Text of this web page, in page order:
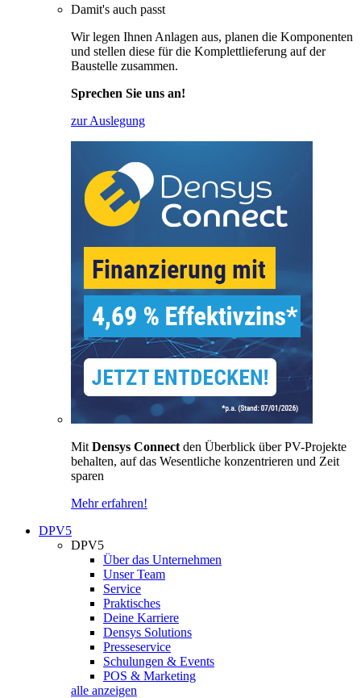
Damit's auch passt
Wir legen Ihnen Anlagen aus, planen die Komponenten
und stellen diese für die Komplettlieferung auf der
Baustelle zusammen.
Sprechen Sie uns an!
zur Auslegung
Mit Densys Connect den Überblick über PV-Projekte
behalten, auf das Wesentliche konzentrieren und Zeit
sparen
Mehr erfahren!
DPV5
DPV5
Über das Unternehmen
Unser Team
Service
Praktisches
Deine Karriere
Densys Solutions
Presseservice
Schulungen & Events
POS & Marketing
alle anzeigen